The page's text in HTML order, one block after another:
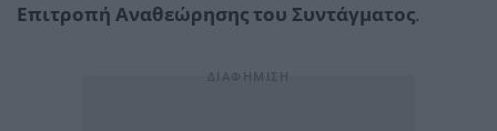
Επιτροπή Αναθεώρησης του Συντάγματος.